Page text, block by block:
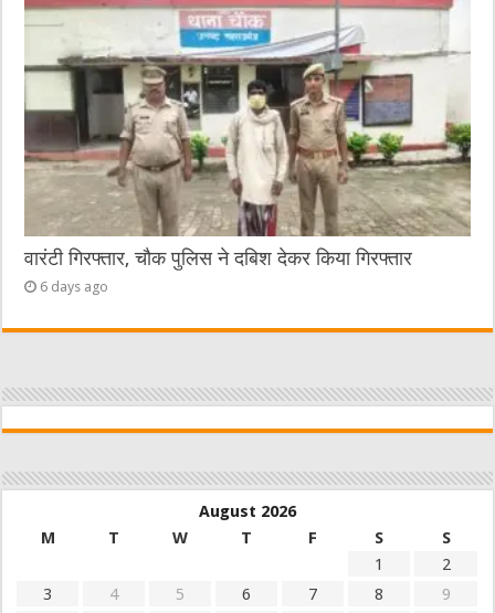
वारंटी गिरफ्तार, चौक पुलिस ने दबिश देकर किया गिरफ्तार
6 days ago
August 2026
M
T W T F S
S
1
2
3
4 5 6 7 8
9